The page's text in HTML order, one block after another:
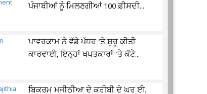
ਪੰਜਾਬੀਆਂ ਨੂੰ ਮਿਲਣਗੀਆਂ 100 ਫ਼ੀਸਦੀ...
ਪਾਵਰਕਾਮ ਨੇ ਵੱਡੇ ਪੱਧਰ 'ਤੇ ਸ਼ੁਰੂ ਕੀਤੀ
ਕਾਰਵਾਈ, ਇਨ੍ਹਾਂ ਖਪਤਕਾਰਾਂ 'ਤੇ ਕੱਟੇ...
ਬਿਕਰਮ ਮਜੀਠੀਆ ਦੇ ਕਰੀਬੀ ਦੇ ਘਰ ਈ.